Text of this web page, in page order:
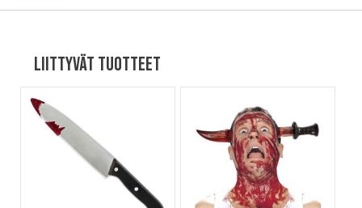
Liittyvät tuotteet